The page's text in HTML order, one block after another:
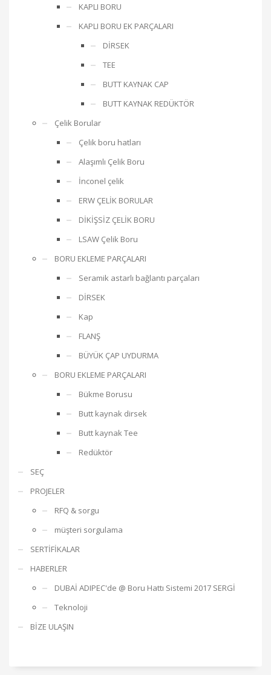
KAPLI BORU
KAPLI BORU EK PARÇALARI
DİRSEK
TEE
BUTT KAYNAK CAP
BUTT KAYNAK REDÜKTÖR
Çelik Borular
Çelik boru hatları
Alaşımlı Çelik Boru
İnconel çelik
ERW ÇELİK BORULAR
DİKİŞSİZ ÇELİK BORU
LSAW Çelik Boru
BORU EKLEME PARÇALARI
Seramik astarlı bağlantı parçaları
DİRSEK
Kap
FLANŞ
BÜYÜK ÇAP UYDURMA
BORU EKLEME PARÇALARI
Bükme Borusu
Butt kaynak dirsek
Butt kaynak Tee
Redüktör
SEÇ
PROJELER
RFQ & sorgu
müşteri sorgulama
SERTİFİKALAR
HABERLER
DUBAİ ADIPEC'de @ Boru Hattı Sistemi 2017 SERGİ
Teknoloji
BİZE ULAŞIN